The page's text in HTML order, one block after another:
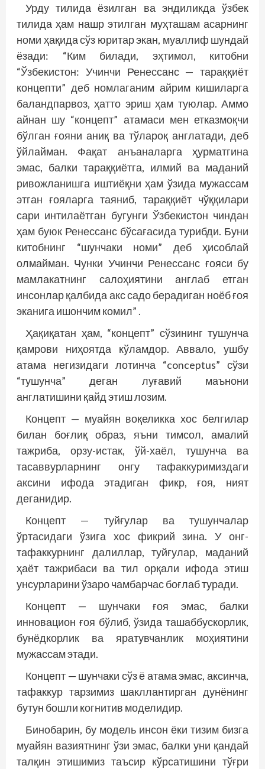
Урду тилида ёзилган ва эндиликда ўзбек
тилида ҳам нашр этилган муҳташам асарнинг
номи ҳақида сўз юритар экан, муаллиф шундай
ёзади: “Ким билади, эҳтимол, китобни
“Ўзбекистон: Учинчи Ренессанс — тараққиёт
концепти” деб номлаганим айрим кишиларга
баландпарвоз, ҳатто эриш ҳам туюлар. Аммо
айнан шу “концепт” атамаси мен етказмоқчи
бўлган ғояни аниқ ва тўлароқ англатади, деб
ўйлайман. Фақат анъаналарга ҳурматгина
эмас, балки тараққиётга, илмий ва маданий
ривожланишга иштиёқни ҳам ўзида мужассам
этган ғояларга таяниб, тараққиёт чўққилари
сари интилаётган бугунги Ўзбекистон чиндан
ҳам буюк Ренессанс бўсағасида турибди. Буни
китобнинг “шунчаки номи” деб ҳисоблай
олмайман. Чунки Учинчи Ренессанс ғояси бу
мамлакатнинг салоҳиятини англаб етган
инсонлар қалбида акс садо берадиган ноёб ғоя
эканига ишончим комил” .
Ҳақиқатан ҳам, “концепт” сўзининг тушунча
қамрови ниҳоятда кўламдор. Аввало, ушбу
атама негизидаги лотинча “conceptus” сўзи
“тушунча” деган луғавий маънони
англатишини қайд этиш лозим.
Концепт — муайян воқеликка хос белгилар
билан боғлиқ образ, яъни тимсол, амалий
тажриба, орзу-истак, ўй-хаёл, тушунча ва
тасаввурларнинг онгу тафаккуримиздаги
аксини ифода этадиган фикр, ғоя, ният
деганидир.
Концепт — туйғулар ва тушунчалар
ўртасидаги ўзига хос фикрий зина. У онг-
тафаккурнинг далиллар, туйғулар, маданий
ҳаёт тажрибаси ва тил орқали ифода этиш
унсурларини ўзаро чамбарчас боғлаб туради.
Концепт — шунчаки ғоя эмас, балки
инновацион ғоя бўлиб, ўзида ташаббускорлик,
бунёдкорлик ва яратувчанлик моҳиятини
мужассам этади.
Концепт — шунчаки сўз ё атама эмас, аксинча,
тафаккур тарзимиз шакллантирган дунёнинг
бутун бошли когнитив моделидир.
Бинобарин, бу модель инсон ёки тизим бизга
муайян вазиятнинг ўзи эмас, балки уни қандай
талқин этишимиз таъсир кўрсатишини тўғри